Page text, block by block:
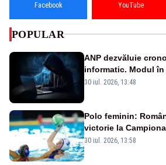
Facebook YouTube
POPULAR
ANP dezvăluie
informatic. Modul în
pătruns în rețea
30 iul. 2026, 13:48
Polo feminin:
victorie la
30 iul. 2026, 13:58